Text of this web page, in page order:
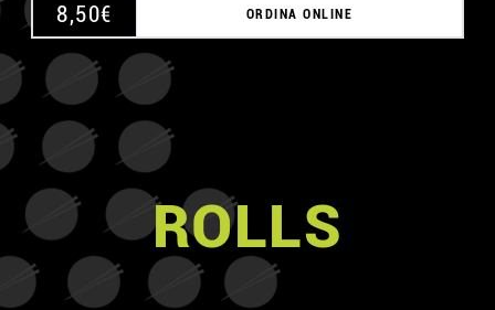
8,50€ ORDINA ONLINE
ROLLS